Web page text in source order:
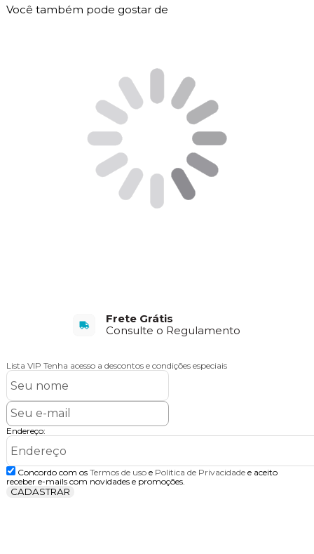
Você também pode gostar de
Frete Grátis
Consulte o Regulamento
Lista VIP Tenha acesso a descontos e condições especiais
Endereço:
Concordo com os Termos de usoe Politica de Privacidadee aceito
receber e-mails com novidades e promoções.
CADASTRAR